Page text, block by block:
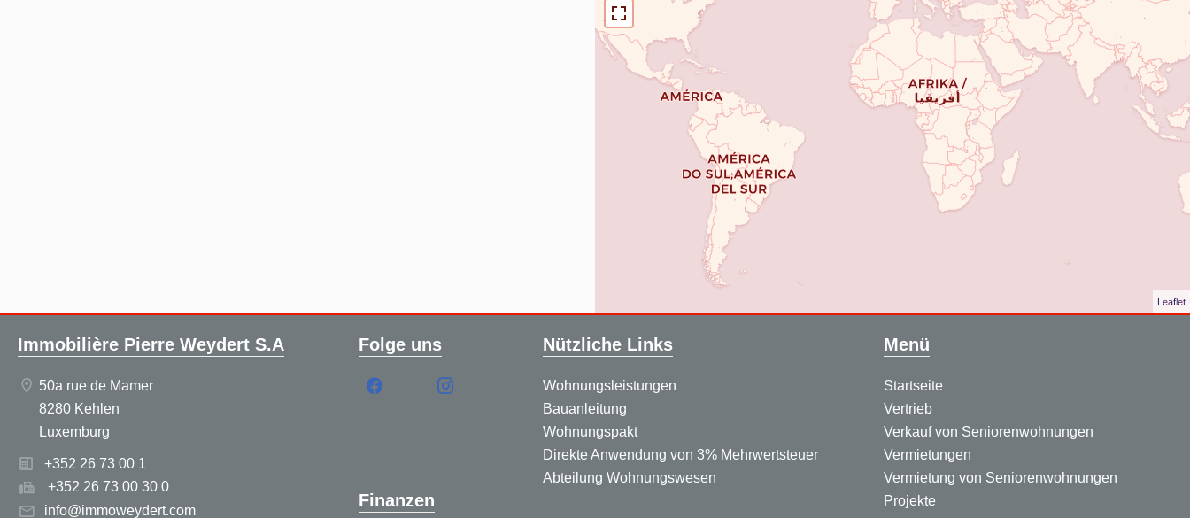
Leaflet
Immobilière Pierre Weydert S.A
50a rue de Mamer
8280 Kehlen
Luxemburg
+352 26 73 00 1
+352 26 73 00 30 0
info@immoweydert.com
Folge uns Nützliche Links
Wohnungsleistungen
Bauanleitung
Wohnungspakt
Direkte Anwendung von 3% Mehrwertsteuer
Abteilung Wohnungswesen
Menü
Startseite
Vertrieb
Verkauf von Seniorenwohnungen
Vermietungen
Vermietung von Seniorenwohnungen
Projekte
Finanzen